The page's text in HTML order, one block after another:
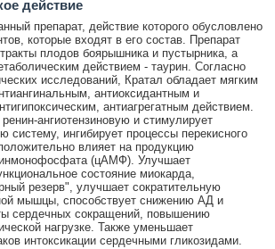
действие
препарат, действие которого обусловлено
которые входят в его состав. Препарат
плодов боярышника и пустырника, а
действием - таурин. Согласно
исследований, Кратал обладает мягким
антиоксидантным и
антиагрегатным действием.
ангиотензиновую и стимулирует
систему, ингибирует процессы перекисного
влияет на продукцию
(цАМФ). Улучшает
состояние миокарда,
резерв", улучшает сократительную
мышцы, способствует снижению АД и
сердечных сокращений, повышению
нагрузке. Также уменьшает
интоксикации сердечными гликозидами.